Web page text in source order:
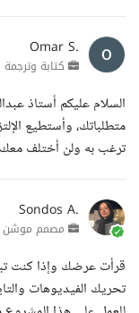
Omar S.
كتابة وترجمة
السلام عليكم أستاذ
متطلباتك، وأستطيع
ترغب به ولن أختلف
Sondos A.
مصمم موشن
قرأت عرضك وإذا
تحريك الفيديوهات